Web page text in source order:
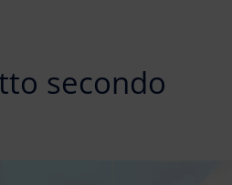
secondo